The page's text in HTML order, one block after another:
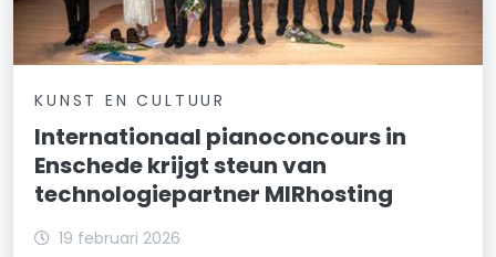
KUNST EN CULTUUR
Internationaal pianoconcours in
Enschede krijgt steun van
technologiepartner MIRhosting
19 februari 2026